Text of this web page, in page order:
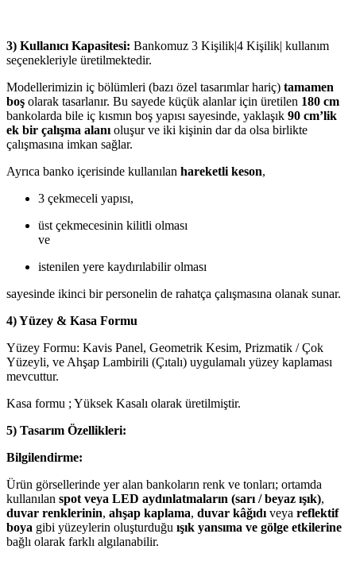
3) Kullanıcı Kapasitesi: Bankomuz 3 Kişilik|4 Kişilik| kullanım
seçenekleriyle üretilmektedir.
Modellerimizin iç bölümleri (bazı özel tasarımlar hariç) tamamen
boş olarak tasarlanır. Bu sayede küçük alanlar için üretilen 180 cm
bankolarda bile iç kısmın boş yapısı sayesinde, yaklaşık 90 cm’lik
ek bir çalışma alanı oluşur ve iki kişinin dar da olsa birlikte
çalışmasına imkan sağlar.
Ayrıca banko içerisinde kullanılan hareketli keson,
3 çekmeceli yapısı,
üst çekmecesinin kilitli olması
ve
istenilen yere kaydırılabilir olması
sayesinde ikinci bir personelin de rahatça çalışmasına olanak sunar.
4) Yüzey & Kasa Formu
Yüzey Formu: Kavis Panel, Geometrik Kesim, Prizmatik / Çok
Yüzeyli, ve Ahşap Lambirili (Çıtalı) uygulamalı yüzey kaplaması
mevcuttur.
Kasa formu ; Yüksek Kasalı olarak üretilmiştir.
5) Tasarım Özellikleri:
Bilgilendirme:
Ürün görsellerinde yer alan bankoların renk ve tonları; ortamda
kullanılan spot veya LED aydınlatmaların (sarı / beyaz ışık),
duvar renklerinin, ahşap kaplama, duvar kâğıdı veya reflektif
boya gibi yüzeylerin oluşturduğu ışık yansıma ve gölge etkilerine
bağlı olarak farklı algılanabilir.